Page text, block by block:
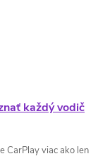
každý vodič
CarPlay viac ako len